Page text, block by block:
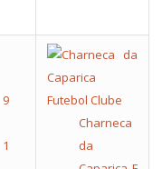
Charneca
da